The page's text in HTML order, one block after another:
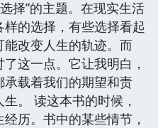
择”的主题。在现实生活
的选择，有些选择看起
改变人生的轨迹。而
这一点。它让我明白，
载着我们的期望和责
。 读这本书的时候，
历。书中的某些情节，